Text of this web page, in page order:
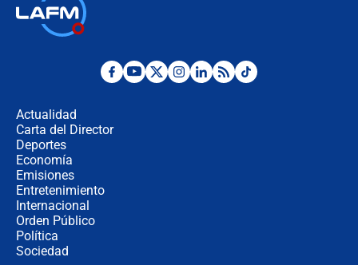
Las razones para escoger al nuevo
Actualidad
Carta del Director
Deportes
Economía
Emisiones
Entretenimiento
Internacional
Orden Público
Política
Sociedad